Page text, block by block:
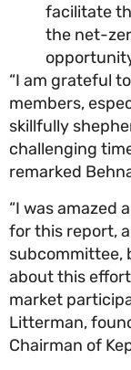
the
“I am
members,
skillfully
challenging
remarked
“I was
for this
about this
market
Litterman,
Chairman of